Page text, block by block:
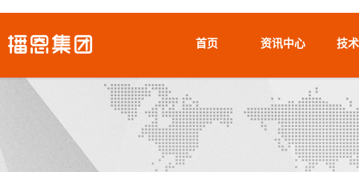
首页 资讯中心 技